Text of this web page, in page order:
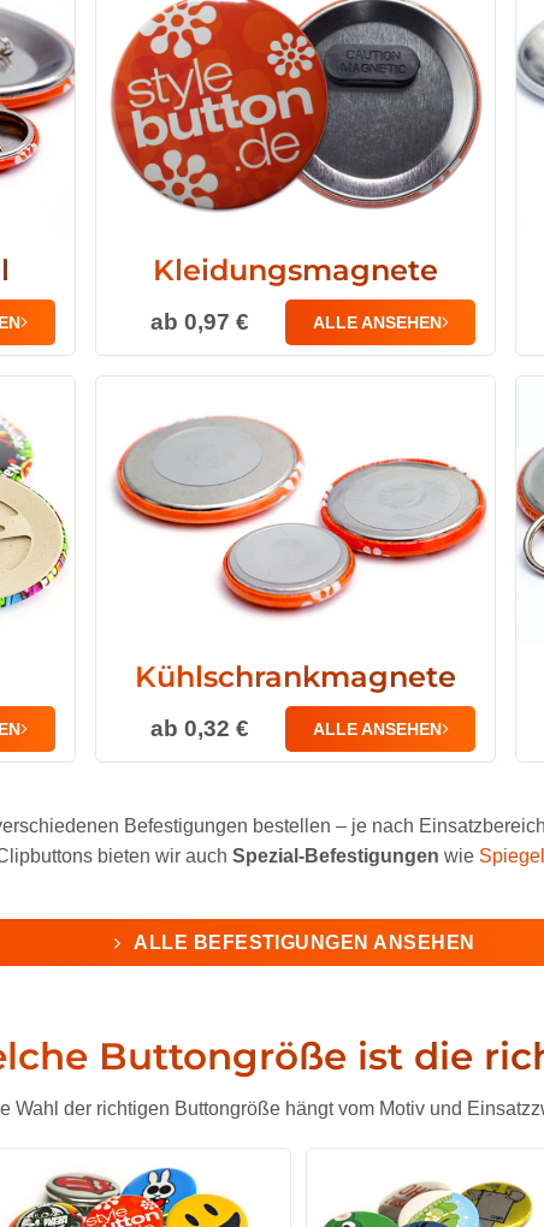
Kleidungsmagnete
ab 0,97 € ALLE ANSEHEN
Kühlschrankmagnete
ab 0,32 € ALLE ANSEHEN
Befestigungen bestellen – je nach
bieten wir auch Spezial-Befestigungen wie Spiegel
ALLE BEFESTIGUNGEN ANSEHEN
Buttongröße ist die
Wahl der richtigen Buttongröße hängt vom Motiv und